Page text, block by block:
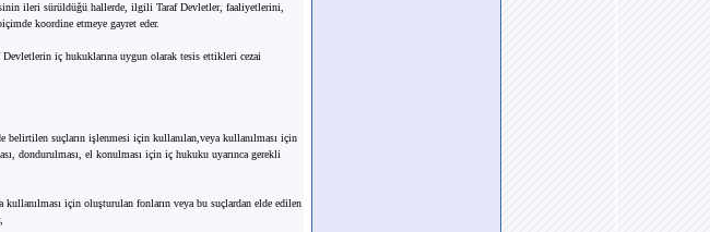
ileri sürüldüğü hallerde, ilgili Taraf Devletler, faaliyetlerini,
koordine etmeye gayret eder.
iç hukuklarına uygun olarak tesis ettikleri cezai
belirtilen suçların işlenmesi için kullanılan,veya kullanılması için
dondurulması, el konulması için iç hukuku uyarınca gerekli
için oluşturulan fonların veya bu suçlardan elde edilen